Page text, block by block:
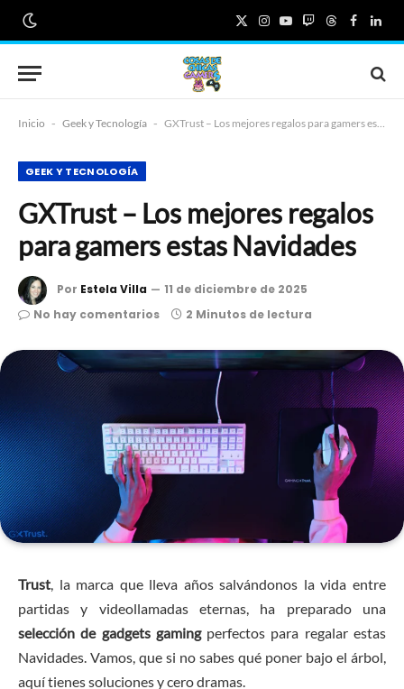
X
(Twitter)
Instagram
YouTube
TwitchThreads
Inicio - Geek y Tecnología - GXTrust – Los mejores regalos para gamers estas Navidades
GEEK Y TECNOLOGÍA
GXTrust – Los mejores regalos
para gamers estas Navidades
Por Estela Villa
11 de diciembre de 2025
No hay comentarios
2 Minutos de lectura
Trust, la marca que lleva años salvándonos la vida entre
partidas y videollamadas eternas, ha preparado una
selección de gadgets gamingperfectos para regalar estas
Navidades. Vamos, que si no sabes qué poner bajo el árbol,
aquí tienes soluciones y cero dramas.